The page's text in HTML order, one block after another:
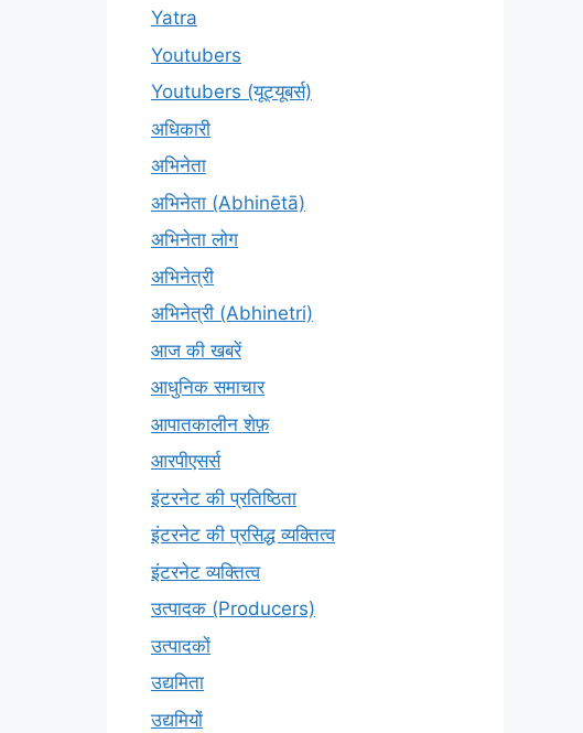
Yatra
Youtubers
Youtubers (यूट्यूबर्स)
अधिकारी
अभिनेता
अभिनेता (Abhinētā)
अभिनेता लोग
अभिनेत्री
अभिनेत्री (Abhinetri)
आज की खबरें
आधुनिक समाचार
आपातकालीन शेफ़
आरपीएसर्स
इंटरनेट की प्रतिष्ठिता
इंटरनेट की प्रसिद्ध व्यक्तित्व
इंटरनेट व्यक्तित्व
उत्पादक (Producers)
उत्पादकों
उद्यमिता
उद्यमियों